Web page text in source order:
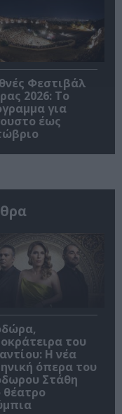
Φεστιβάλ
2026: Το
για
έως
του
Η νέα
όπερα του
Στάθη
θέατρο